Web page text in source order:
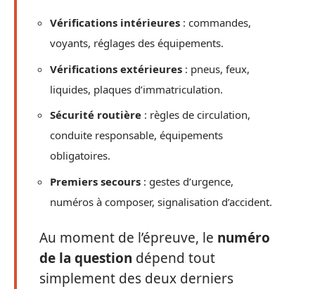
Vérifications intérieures : commandes,
voyants, réglages des équipements.
Vérifications extérieures : pneus, feux,
liquides, plaques d’immatriculation.
Sécurité routière : règles de circulation,
conduite responsable, équipements
obligatoires.
Premiers secours : gestes d’urgence,
numéros à composer, signalisation d’accident.
Au moment de l’épreuve, le numéro
de la question dépend tout
simplement des deux derniers